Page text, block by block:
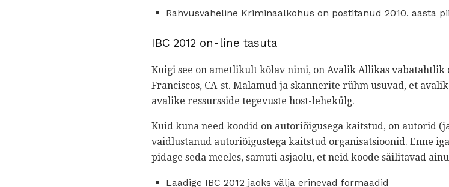
Rahvusvaheline Kriminaalkohus on postitanud 2010. aasta
IBC 2012 on-line tasuta
Kuigi see on ametlikult kõlav nimi, on Avalik Allikas vabatahtlik
Franciscos, CA-st. Malamud ja skannerite rühm usuvad, et
avalike ressursside tegevuste host-lehekülg.
Kuid kuna need koodid on autoriõigusega kaitstud, on autorid
vaidlustanud autoriõigustega kaitstud organisatsioonid. Enne
pidage seda meeles, samuti asjaolu, et neid koode säilitavad
Laadige IBC 2012 jaoks välja erinevad formaadid